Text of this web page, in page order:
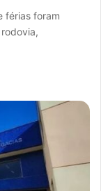
férias foram